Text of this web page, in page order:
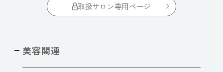
取扱サロン専用ページ
美容関連